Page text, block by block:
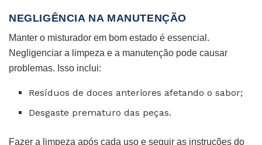
NEGLIGÊNCIA NA MANUTENÇÃO
Manter o misturador em bom estado é essencial.
Negligenciar a limpeza e a manutenção pode causar
problemas. Isso inclui:
Resíduos de doces anteriores afetando o sabor;
Desgaste prematuro das peças.
Fazer a limpeza após cada uso e seguir as instruções do